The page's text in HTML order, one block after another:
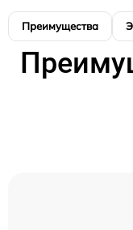
Преимущества